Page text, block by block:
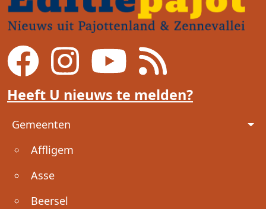
Heeft U nieuws te melden?
Voet
Gemeenten
Affligem
Asse
Beersel